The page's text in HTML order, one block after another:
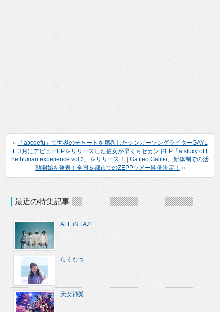
«
「abcdefu」で世界のチャートを席巻したシンガーソングライターGAYL
E 3月にデビューEPをリリースした彼女が早くもセカンドEP「a study of t
he human experience vol.2」をリリース！
Galileo Galilei、新体制での活
動開始を発表！全国５都市でのZEPPツアー開催決定！ »
最近の特集記事
ALL iN FAZE
らくなつ
天女神樂